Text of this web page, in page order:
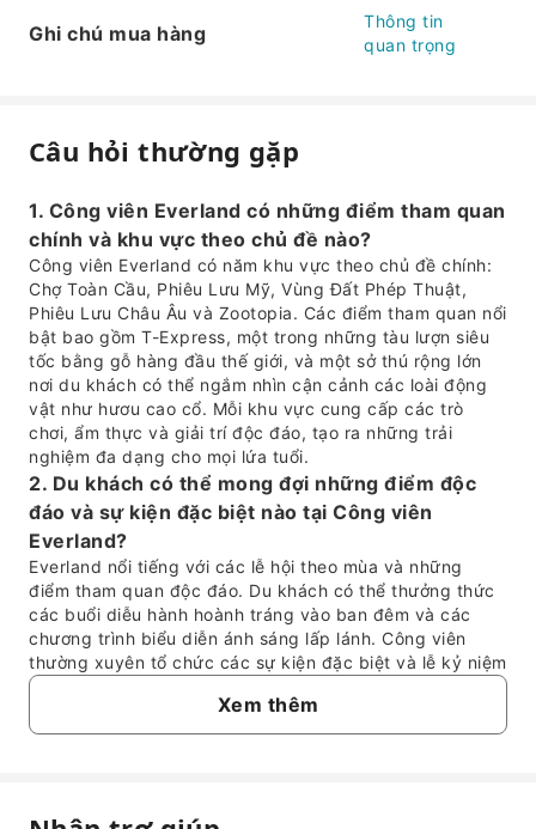
Ghi chú mua hàng
Thông tin
quan trọng
Câu hỏi thường gặp
1. Công viên Everland có những điểm tham quan
chính và khu vực theo chủ đề nào?
Công viên Everland có năm khu vực theo chủ đề chính:
Chợ Toàn Cầu, Phiêu Lưu Mỹ, Vùng Đất Phép Thuật,
Phiêu Lưu Châu Âu và Zootopia. Các điểm tham quan nổi
bật bao gồm T-Express, một trong những tàu lượn siêu
tốc bằng gỗ hàng đầu thế giới, và một sở thú rộng lớn
nơi du khách có thể ngắm nhìn cận cảnh các loài động
vật như hươu cao cổ. Mỗi khu vực cung cấp các trò
chơi, ẩm thực và giải trí độc đáo, tạo ra những trải
nghiệm đa dạng cho mọi lứa tuổi.
2. Du khách có thể mong đợi những điểm độc
đáo và sự kiện đặc biệt nào tại Công viên
Everland?
Everland nổi tiếng với các lễ hội theo mùa và những
điểm tham quan độc đáo. Du khách có thể thưởng thức
các buổi diễu hành hoành tráng vào ban đêm và các
chương trình biểu diễn ánh sáng lấp lánh. Công viên
thường xuyên tổ chức các sự kiện đặc biệt và lễ kỷ niệm
theo chủ đề trong suốt cả năm, mang đến những trải
nghiệm mới mẻ cho mỗi lần ghé thăm. Nơi đây còn có
một khu vườn xinh đẹp thay đổi theo mùa, rất lý tưởng
có trẻ nhỏ không?
Xem thêm